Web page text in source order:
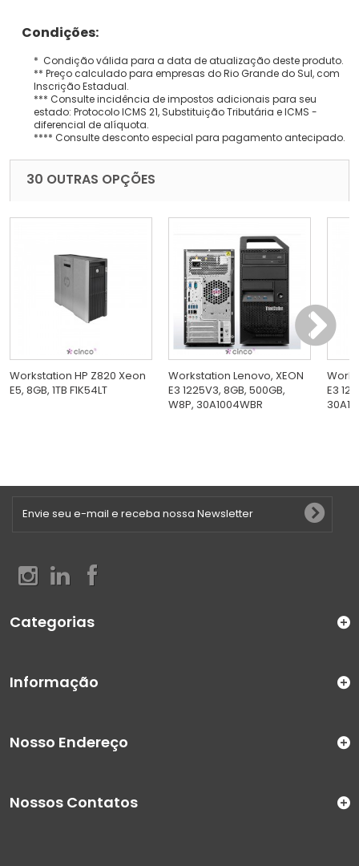
Condições:
* Condição válida para a data de atualização deste produto.
** Preço calculado para empresas do Rio Grande do Sul, com
Inscrição Estadual.
*** Consulte incidência de impostos adicionais para seu
estado: Protocolo ICMS 21, Substituição Tributária e ICMS -
diferencial de alíquota.
**** Consulte desconto especial para pagamento antecipado.
30 OUTRAS OPÇÕES
Workstation HP Z820 Xeon
E5, 8GB, 1TB F1K54LT
Workstation Lenovo, XEON
E3 1225V3, 8GB, 500GB,
W8P, 30A1004WBR
E3
Categorias
Informação
Nosso Endereço
Nossos Contatos